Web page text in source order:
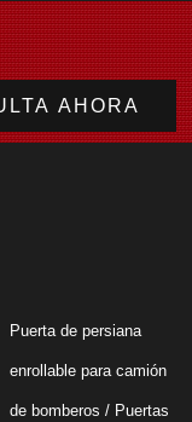
Puerta de persiana
enrollable para camión
de bomberos / Puertas